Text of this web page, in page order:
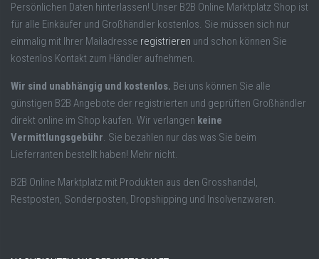
Persönlichen Daten hinterlassen! Unser B2B Online Marktplatz Shop ist
für alle Einkäufer und Großhändler kostenlos. Sie müssen sich nur
einmalig mit Ihrer Mailadresse registrieren und schon können Sie
kostenlos Kontakt zum Händler aufnehmen.
Wir sind unabhängig und kostenlos. Bei uns können Sie alle
günstigen B2B Angebote der registrierten und geprüften Großhändler
direkt online im Shop kaufen. Wir verlangen keine
Vermittlungsgebühr. Sie bezahlen nur das was Sie beim
Lieferranten bestellt haben! Mehr nicht.
B2B Online Marktplatz mit Produkten aus den Grosshandel,
Restposten, Sonderposten, Dropshipping und Insolvenzwaren.